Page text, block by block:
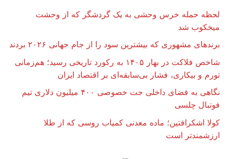
لحظه حمله خرس وحشی به یک گردشگر که از وحشت‌
میخکوب شد
برندهای مشهوری که بیشترین سود را از جام جهانی ۲۰۲۶ بردند
شاخص فلاکت در بهار ۱۴۰۵ به رکورد تاریخی رسید؛ هم‌زمانی
تورم و بیکاری، فشار بی‌سابقه‌ای بر اقتصاد ایران
نگاهی به فضای داخلی جت خصوصی ۴۰۰ میلیون دلاری تیم
فوتبال چلسی
کولا اشکرافتین؛ ماده معدنی کمیاب روسی که از طلا
ارزشمندتر است